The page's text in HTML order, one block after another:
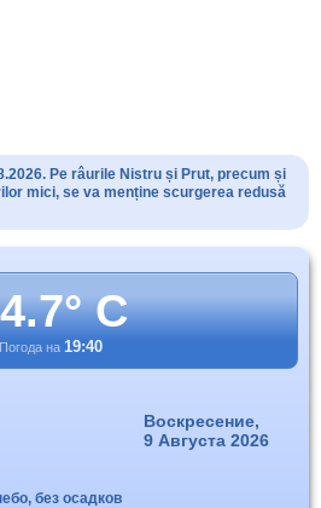
Pe râurile Nistru și Prut, precum și
mici, se va menține scurgerea redusă
C
Погода на 19:40
без осадков
Воскресение,
9 Августа 2026